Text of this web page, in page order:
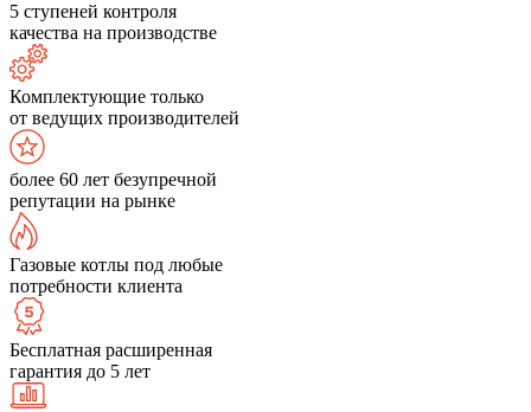
5 ступеней контроля
качества на производстве
Комплектующие только
от ведущих производителей
более 60 лет безупречной
репутации на рынке
Газовые котлы под любые
потребности клиента
Бесплатная расширенная
гарантия до 5 лет